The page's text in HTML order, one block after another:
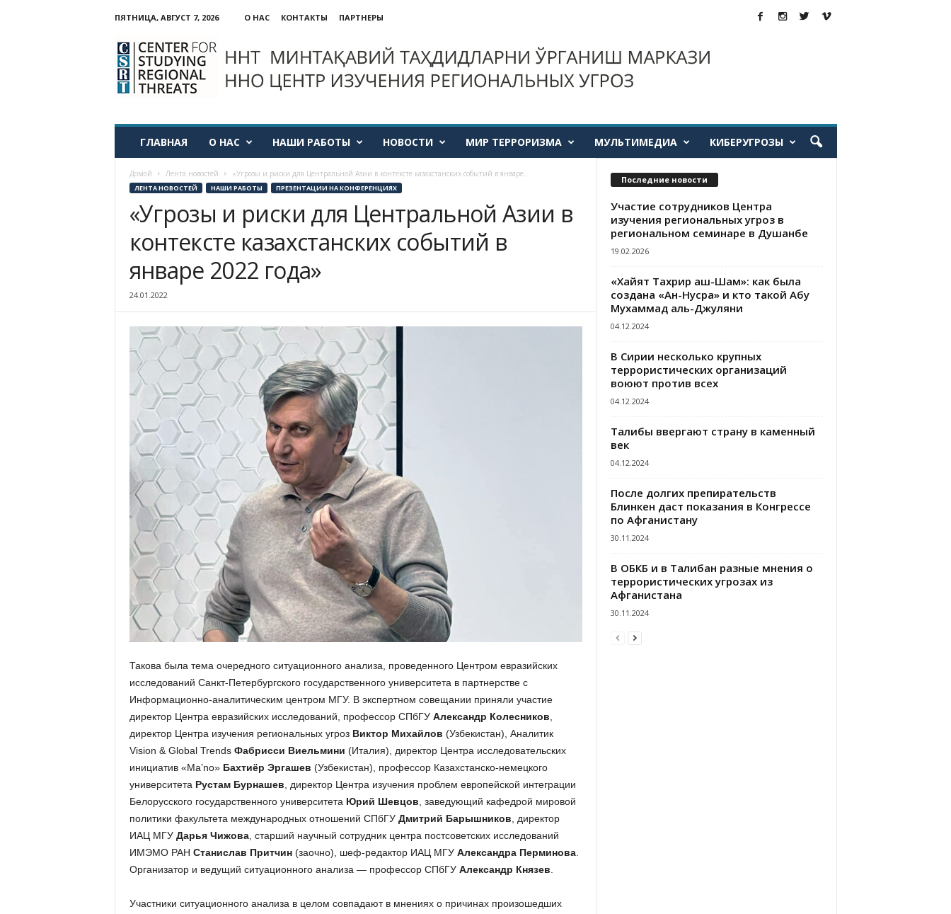
ПЯТНИЦА, АВГУСТ 7, 2026 О НАС КОНТАКТЫ
ПАРТНЕРЫ
Центр
изучения
региональных
угроз
ГЛАВНАЯ О НАС НАШИ РАБОТЫ НОВОСТИ МИР ТЕРРОРИЗМА МУЛЬТИМЕДИА КИБЕРУГРОЗЫ
Домой Лента новостей «Угрозы и риски для Центральной Азии в контексте казахстанских событий в январе...
ЛЕНТА НОВОСТЕЙ НАШИ РАБОТЫ ПРЕЗЕНТАЦИИ НА КОНФЕРЕНЦИЯХ
«Угрозы и риски для Центральной Азии в
контексте казахстанских событий в
январе 2022 года»
24.01.2022
Такова была тема очередного ситуационного анализа, проведенного Центром евразийских
исследований Санкт-Петербургского государственного университета в партнерстве с
Информационно-аналитическим центром МГУ. В экспертном совещании приняли участие
директор Центра евразийских исследований, профессор СПбГУ Александр Колесников
директор Центра изучения региональных угроз Виктор Михайлов (Узбекистан), Аналитик
Vision & Global Trends Фабрисси Виельмини (Италия), директор Центра исследовательских
инициатив «Ma’no» Бахтиёр Эргашев (Узбекистан), профессор Казахстанско-немецкого
университета Рустам Бурнашев , директор Центра изучения проблем европейской интеграции
Белорусского государственного университета Юрий Шевцов , заведующий кафедрой мировой
политики факультета международных отношений СПбГУ Дмитрий Барышников , директор
ИАЦ МГУ Дарья Чижова, старший научный сотрудник центра постсоветских исследований
ИМЭМО РАН Станислав Притчин(заочно), шеф-редактор ИАЦ МГУ Александра Перминова.
Организатор и ведущий ситуационного анализа — профессор СПбГУ Александр Князев
Участники ситуационного анализа в целом совпадают в мнениях о причинах произошедших
Последние новости
Участие сотрудников Центра
изучения региональных угроз в
региональном семинаре в Душанбе
19.02.2026
«Хайят Тахрир аш-Шам»: как была
создана «Ан-Нусра» и кто такой Абу
Мухаммад аль-Джуляни
04.12.2024
В Сирии несколько крупных
террористических организаций
воюют против всех
04.12.2024
Талибы ввергают страну в каменный
век
04.12.2024
После долгих препирательств
Блинкен даст показания в Конгрессе
по Афганистану
30.11.2024
В ОБКБ и в Талибан разные мнения о
террористических угрозах из
Афганистана
30.11.2024